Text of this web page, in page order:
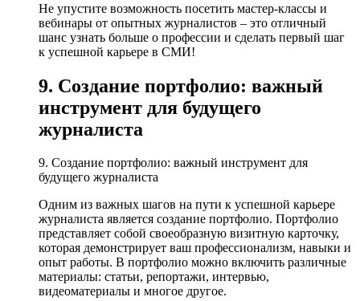
Не упустите возможность посетить мастер-классы и
вебинары от опытных журналистов – это отличный
шанс узнать больше о профессии и сделать первый шаг
к успешной карьере в СМИ!
9. Создание портфолио: важный
инструмент для будущего
журналиста
9. Создание портфолио: важный инструмент для
будущего журналиста
Одним из важных шагов на пути к успешной карьере
журналиста является создание портфолио. Портфолио
представляет собой своеобразную визитную карточку,
которая демонстрирует ваш профессионализм, навыки и
опыт работы. В портфолио можно включить различные
материалы: статьи, репортажи, интервью,
видеоматериалы и многое другое.